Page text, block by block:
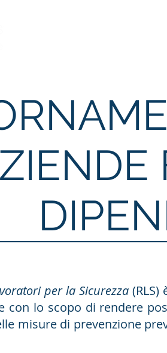
per la Sicurezza
con lo scopo di rendere
misure di prevenzione